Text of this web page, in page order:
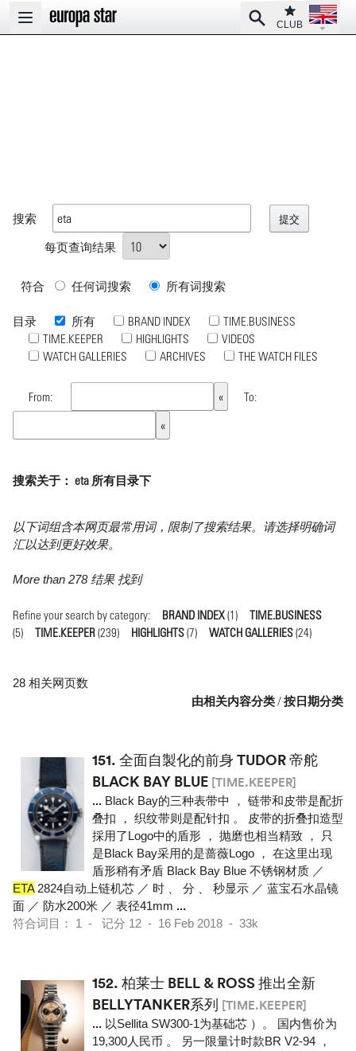
Open main menu
SearchClub
CLUB
Open
搜索
每页查询结果
符合 任何词搜索 所有词搜索
目录 所有 BRAND INDEX
TIME.BUSINESS
TIME.KEEPER
HIGHLIGHTS
VIDEOS
WATCH GALLERIES
ARCHIVES THE WATCH FILES
From: To:
搜索关于： eta 所有目录下
以下词组含本网页最常用词，限制了搜索结果。请选择明确词
汇以达到更好效果。
More than 278 结果 找到
Refine your search by category: BRAND INDEX(1)
TIME.BUSINESS
(5)
TIME.KEEPER(239) HIGHLIGHTS(7) WATCH GALLERIES(24)
28 相关网页数
由相关内容分类/按日期分类
151. 全面自製化的前身 TUDOR 帝舵
BLACK BAY BLUE [TIME.KEEPER]
... Black Bay的三种表带中 ， 链带和皮带是配折
叠扣 ， 织纹带则是配针扣 。 皮带的折叠扣造型
採用了Logo中的盾形 ， 抛磨也相当精致 ， 只
是Black Bay采用的是蔷薇Logo ， 在这里出现
盾形稍有矛盾 Black Bay Blue 不锈钢材质 ／
ETA2824自动上链机芯 ／ 时 、 分 、 秒显示 ／ 蓝宝石水晶镜
面 ／ 防水200米 ／ 表径41mm ...
符合词目： 1 - 记分 12 - 16 Feb 2018 - 33k
152. 柏莱士 BELL & ROSS 推出全新
BELLYTANKER系列 [TIME.KEEPER]
... 以Sellita SW300-1为基础芯 ）。 国内售价为
19,300人民币 。 另一限量计时款BR V2-94 ，